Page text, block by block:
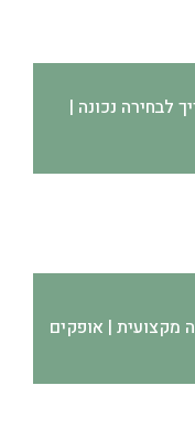
לבחירה נכונה |
מקצועית | אופקים